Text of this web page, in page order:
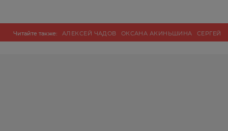
Читайте также: АЛЕКСЕЙ ЧАДОВ ОКСАНА АКИНЬШИНА
СЕРГЕЙ